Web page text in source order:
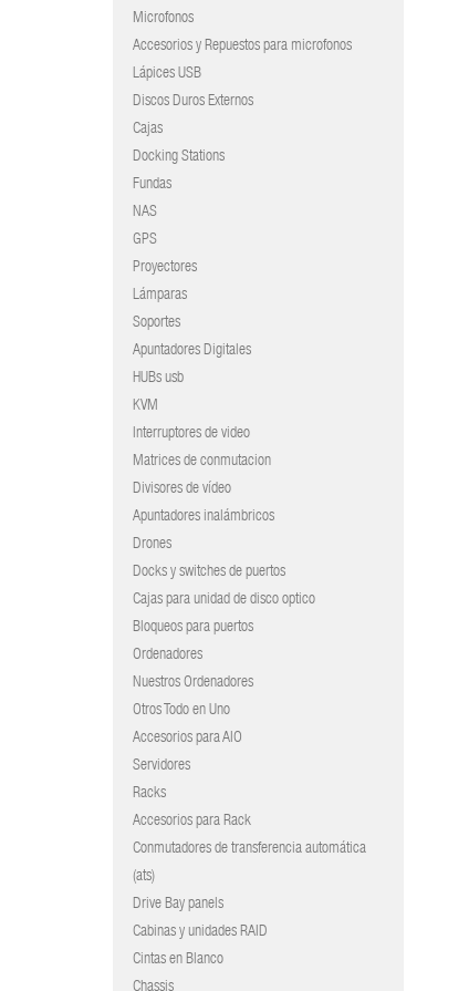
Microfonos
Accesorios y Repuestos para microfonos
Lápices USB
Discos Duros Externos
Cajas
Docking Stations
Fundas
NAS
GPS
Proyectores
Lámparas
Soportes
Apuntadores Digitales
HUBs usb
KVM
Interruptores de video
Matrices de conmutacion
Divisores de vídeo
Apuntadores inalámbricos
Drones
Docks y switches de puertos
Cajas para unidad de disco optico
Bloqueos para puertos
Ordenadores
Nuestros Ordenadores
Otros Todo en Uno
Accesorios para AIO
Servidores
Racks
Accesorios para Rack
Conmutadores de transferencia automática
(ats)
Drive Bay panels
Cabinas y unidades RAID
Cintas en Blanco
Chassis